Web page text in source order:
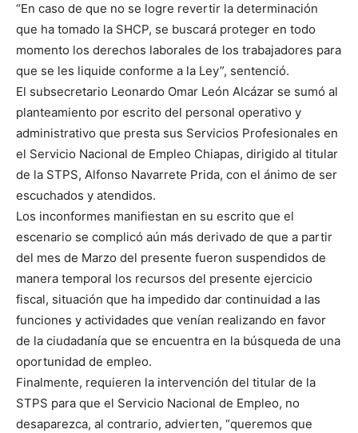
“En caso de que no se logre revertir la determinación
que ha tomado la SHCP, se buscará proteger en todo
momento los derechos laborales de los trabajadores para
que se les liquide conforme a la Ley”, sentenció.
El subsecretario Leonardo Omar León Alcázar se sumó al
planteamiento por escrito del personal operativo y
administrativo que presta sus Servicios Profesionales en
el Servicio Nacional de Empleo Chiapas, dirigido al titular
de la STPS, Alfonso Navarrete Prida, con el ánimo de ser
escuchados y atendidos.
Los inconformes manifiestan en su escrito que el
escenario se complicó aún más derivado de que a partir
del mes de Marzo del presente fueron suspendidos de
manera temporal los recursos del presente ejercicio
fiscal, situación que ha impedido dar continuidad a las
funciones y actividades que venían realizando en favor
de la ciudadanía que se encuentra en la búsqueda de una
oportunidad de empleo.
Finalmente, requieren la intervención del titular de la
STPS para que el Servicio Nacional de Empleo, no
desaparezca, al contrario, advierten, “queremos que